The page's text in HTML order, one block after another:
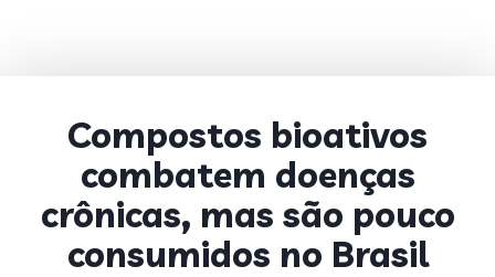
Compostos bioativos
combatem doenças
crônicas, mas são pouco
consumidos no Brasil